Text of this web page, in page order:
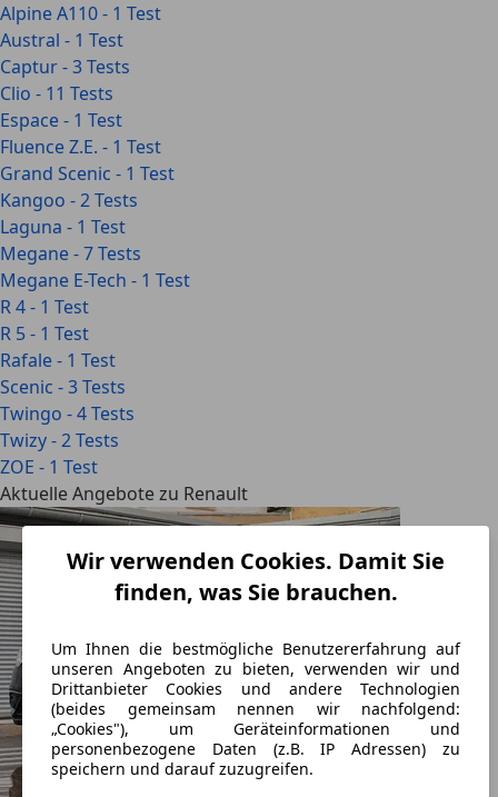
Wir verwenden Cookies. Damit Sie
finden, was Sie brauchen.
Um Ihnen die bestmögliche Benutzererfahrung auf
unseren Angeboten zu bieten, verwenden wir und
Drittanbieter Cookies und andere Technologien
(beides gemeinsam nennen wir nachfolgend:
„Cookies"), um Geräteinformationen und
personenbezogene Daten (z.B. IP Adressen) zu
speichern und darauf zuzugreifen.
Alpine A110 - 1 Test
Austral - 1 Test
Captur - 3 Tests
Clio - 11 Tests
Espace - 1 Test
Fluence Z.E. - 1 Test
Grand Scenic - 1 Test
Kangoo - 2 Tests
Laguna - 1 Test
Megane - 7 Tests
Megane E-Tech - 1 Test
R 4 - 1 Test
R 5 - 1 Test
Rafale - 1 Test
Scenic - 3 Tests
Twingo - 4 Tests
Twizy - 2 Tests
ZOE - 1 Test
Aktuelle Angebote zu Renault